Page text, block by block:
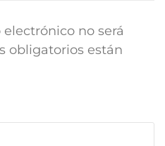
no será
obligatorios están